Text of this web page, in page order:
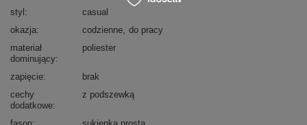
styl
casual
okazja
codzienne do pracy
materiał
dominujący
poliester
zapięcie
brak
cechy
dodatkowe
z podszewką